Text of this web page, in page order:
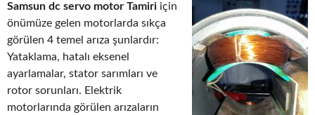
Samsun dc servo motor Tamiri için
önümüze gelen motorlarda sıkça
görülen 4 temel arıza şunlardır:
Yataklama, hatalı eksenel
ayarlamalar, stator sarımları ve
rotor sorunları. Elektrik
motorlarında görülen arızaların